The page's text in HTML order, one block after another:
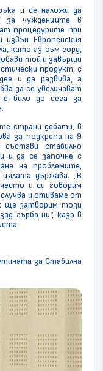
и се наложи да
за чужденците в
процедурите при
Европейския
като аз съм горд,
той и завърши
продукт, с
и да развива, а
да се увеличават
е било до сега за
страни дебати, в
за подкрепа на 9
стабилно
и да се започне с
на проблемите,
държава. „В
и си говорим
и отиваме от
ще затворим този
гърба ни“, каза в
за Стабилна